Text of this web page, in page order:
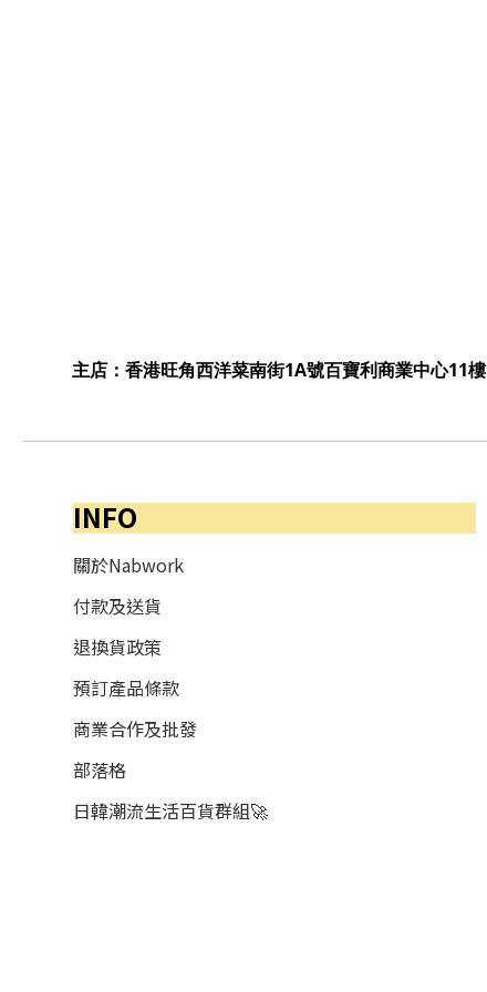
主店：香港旺角西洋菜南街1A號百寶利商業中心11樓
INFO
關於Nabwork
付款及送貨
退換貨政策
預訂產品條款
商業合作及批發
部落格
日韓潮流生活百貨群組🚀